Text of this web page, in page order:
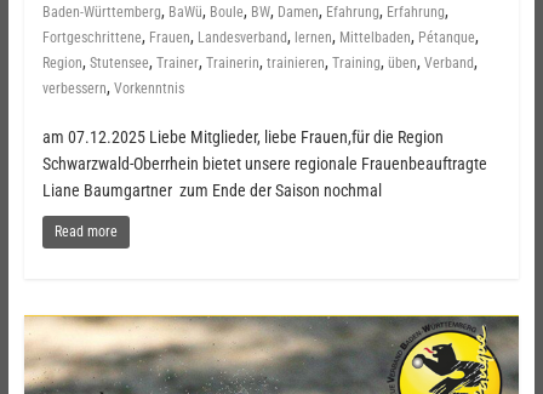
Baden-Württemberg, BaWü, Boule, BW, Damen, Efahrung, Erfahrung,
Fortgeschrittene, Frauen, Landesverband, lernen, Mittelbaden, Pétanque,
Region, Stutensee, Trainer, Trainerin, trainieren, Training, üben, Verband,
verbessern, Vorkenntnis
am 07.12.2025 Liebe Mitglieder, liebe Frauen,für die Region
Schwarzwald-Oberrhein bietet unsere regionale Frauenbeauftragte
Liane Baumgartner zum Ende der Saison nochmal
Read more